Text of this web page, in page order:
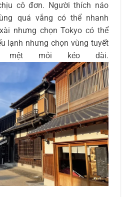
cô đơn. Người thích náo
quá vắng có thể nhanh
nhưng chọn Tokyo có thể
lạnh nhưng chọn vùng tuyết
mệt mỏi kéo dài.